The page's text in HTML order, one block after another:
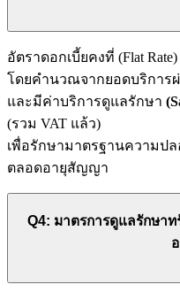
อัตราดอกเบี้ยคงที่ (Flat
โดยคำนวณจากยอดบริการ
และมีค่าบริการดูแลรักษา
(รวม VAT แล้ว)
เพื่อรักษามาตรฐานความป
ตลอดอายุสัญญา
Q4: มาตรการดูแลรักษา